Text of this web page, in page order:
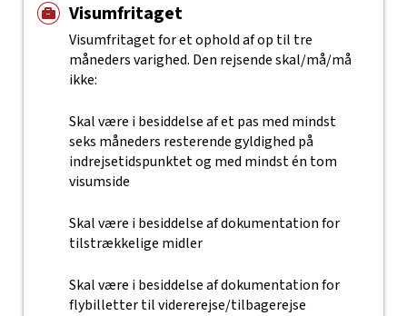
Visumfritaget
Visumfritaget for et ophold af op til tre
måneders varighed. Den rejsende skal/må/må
ikke:
Skal være i besiddelse af et pas med mindst
seks måneders resterende gyldighed på
indrejsetidspunktet og med mindst én tom
visumside
Skal være i besiddelse af dokumentation for
tilstrækkelige midler
Skal være i besiddelse af dokumentation for
flybilletter til vidererejse/tilbagerejse